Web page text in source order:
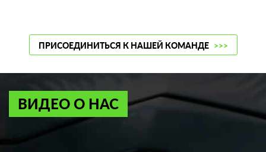
ПРИСОЕДИНИТЬСЯ К НАШЕЙ КОМАНДЕ >>>
ВИДЕО О НАС